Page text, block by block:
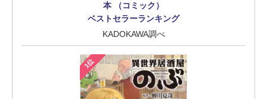
本 （コミック）
ベストセラーランキング
KADOKAWA調べ
1位